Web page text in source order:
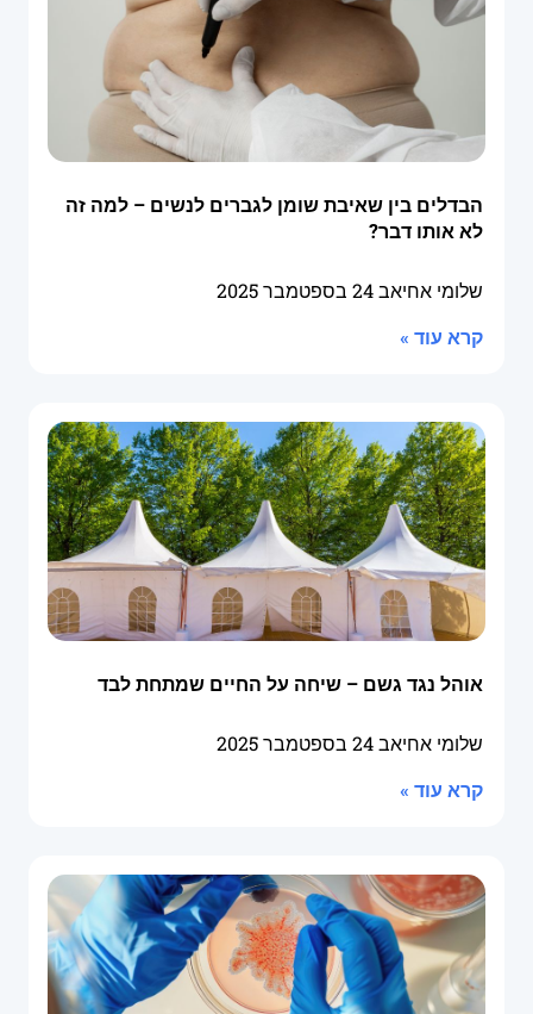
הבדלים בין שאיבת שומן לגברים לנשים – למה זה
לא אותו דבר?
שלומי אחיאב24 בספטמבר 2025
קרא עוד »
אוהל נגד גשם – שיחה על החיים שמתחת לבד
שלומי אחיאב24 בספטמבר 2025
קרא עוד »